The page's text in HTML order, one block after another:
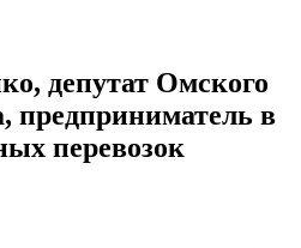
депутат Омского
предприниматель в
перевозок